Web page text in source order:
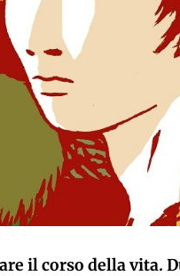
il corso della vita.